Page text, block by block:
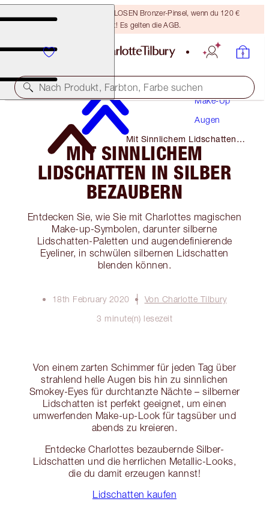
Sichere dir einen KOSTENLOSEN Bronzer-Pinsel, wenn du 120 €
ausgibst! Es gelten die AGB.
Nach Produkt, Farbton, Farbe suchen
Make-Up
Augen
Mit Sinnlichem Lidschatten
in Silber Bezaubern
MIT SINNLICHEM
LIDSCHATTEN IN SILBER
BEZAUBERN
Entdecken Sie, wie Sie mit Charlottes magischen
Make-up-Symbolen, darunter silberne
Lidschatten-Paletten und augendefinierende
Eyeliner, in schwülen silbernen Lidschatten
blenden können.
18th February 2020
Von Charlotte Tilbury
3 minute(n) lesezeit
Von einem zarten Schimmer für jeden Tag über
strahlend helle Augen bis hin zu sinnlichen
Smokey-Eyes für durchtanzte Nächte – silberner
Lidschatten ist perfekt geeignet, um einen
umwerfenden Make-up-Look für tagsüber und
abends zu kreieren.
Entdecke Charlottes bezaubernde Silber-
Lidschatten und die herrlichen Metallic-Looks,
die du damit erzeugen kannst!
Lidschatten kaufen